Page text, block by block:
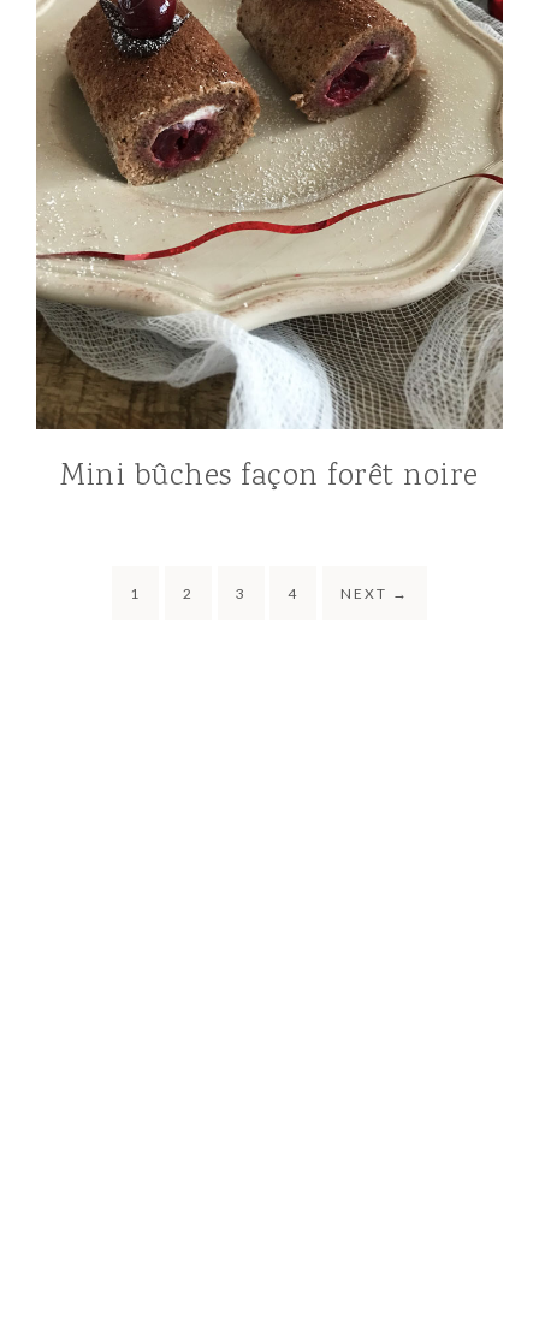
Mini bûches façon forêt noire
1 2 3 4 NEXT →